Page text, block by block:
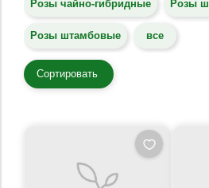
Розы чайно-гибридные Розы
Розы штамбовые все
Сортировать